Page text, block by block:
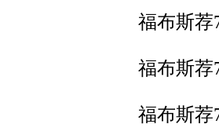
福布斯荐
福布斯荐
福布斯荐